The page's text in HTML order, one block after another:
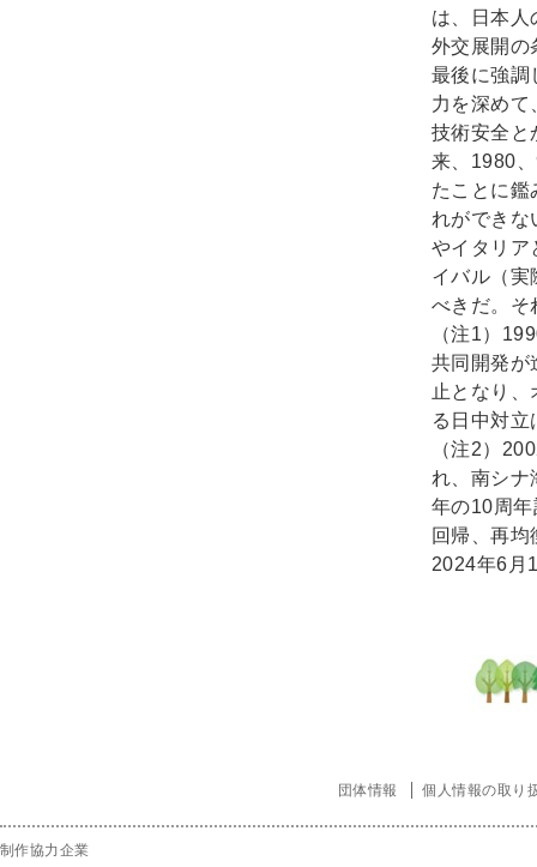
は、日本人
外交展開の
最後に強調
力を深めて
技術安全と
来、1980
たことに鑑
れができな
やイタリア
イバル（実
べきだ。そ
（注1）
共同開発が
止となり
る日中対
（注2）
れ、南シ
年の10周
回帰、再均
2024年6月
団体情報 個人情報の取り
制作協力企業